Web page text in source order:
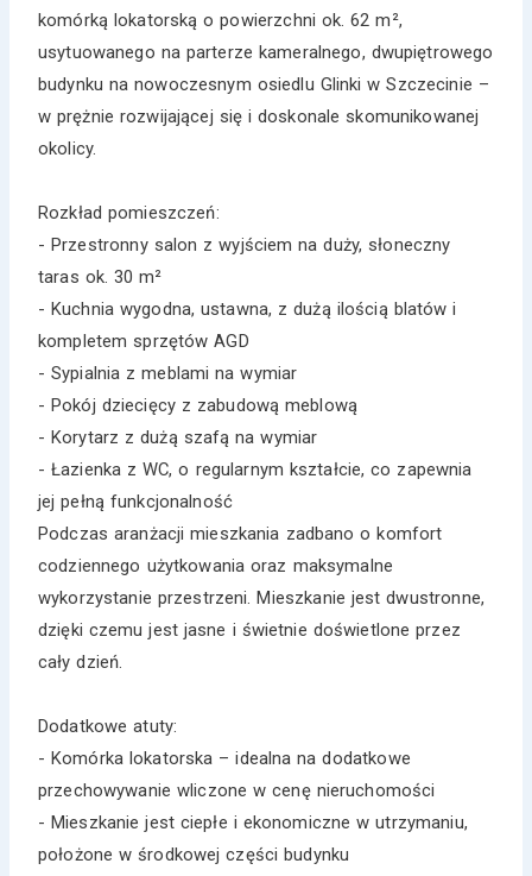
komórką lokatorską o powierzchni ok. 62 m²,
usytuowanego na parterze kameralnego, dwupiętrowego
budynku na nowoczesnym osiedlu Glinki w Szczecinie –
w prężnie rozwijającej się i doskonale skomunikowanej
okolicy.
Rozkład pomieszczeń:
- Przestronny salon z wyjściem na duży, słoneczny
taras ok. 30 m²
- Kuchnia wygodna, ustawna, z dużą ilością blatów i
kompletem sprzętów AGD
- Sypialnia z meblami na wymiar
- Pokój dziecięcy z zabudową meblową
- Korytarz z dużą szafą na wymiar
- Łazienka z WC, o regularnym kształcie, co zapewnia
jej pełną funkcjonalność
Podczas aranżacji mieszkania zadbano o komfort
codziennego użytkowania oraz maksymalne
wykorzystanie przestrzeni. Mieszkanie jest dwustronne,
dzięki czemu jest jasne i świetnie doświetlone przez
cały dzień.
Dodatkowe atuty:
- Komórka lokatorska – idealna na dodatkowe
przechowywanie wliczone w cenę nieruchomości
- Mieszkanie jest ciepłe i ekonomiczne w utrzymaniu,
położone w środkowej części budynku